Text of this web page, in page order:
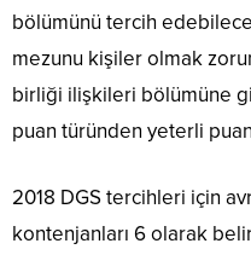
bölümünü tercih
mezunu kişiler olmak
birliği ilişkileri bölümüne
puan türünden yeterli
2018 DGS tercihleri için
kontenjanları 6 olarak